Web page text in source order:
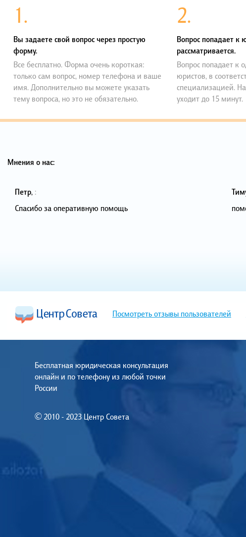
1.
Вы задаете свой вопрос через простую
форму.
Все бесплатно. Форма очень короткая:
только сам вопрос, номер телефона и ваше
имя. Дополнительно вы можете указать
тему вопроса, но это не обязательно.
2.
Вопрос попадает к
рассматривается.
Вопрос попадает к
юристов, в
специализацией.
уходит до 15 минут.
Мнения о нас:
Петр, :
Спасибо за оперативную помощь
Посмотреть отзывы пользователей
Бесплатная юридическая консультация
онлайн и по телефону из любой точки
России
© 2010 - 2023 Центр Совета